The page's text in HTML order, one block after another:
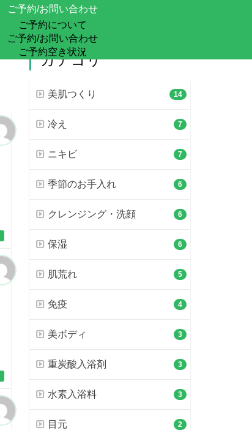
ご予約/お問い合わせ
ご予約について
ご予約/お問い合わせ
ご予約空き状況
カテゴリ
美肌つくり 14
冷え 7
ニキビ 7
季節のお手入れ 6
クレンジング・洗顔 6
保湿 6
肌荒れ 5
免疫 4
美ボディ 3
重炭酸入浴剤 3
水素入浴料 3
目元 2